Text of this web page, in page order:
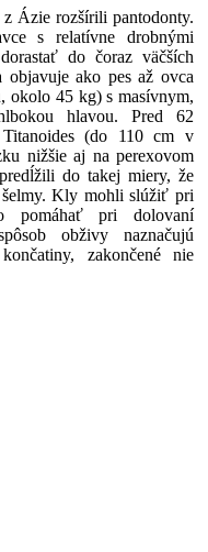
Ázie rozšírili pantodonty.
s relatívne drobnými
do čoraz väčších
ako pes až ovca
okolo 45 kg) s masívnym,
hlavou. Pred 62
(do 110 cm v
nižšie aj na perexovom
do takej miery, že
Kly mohli slúžiť pri
pomáhať pri dolovaní
obživy naznačujú
zakončené nie